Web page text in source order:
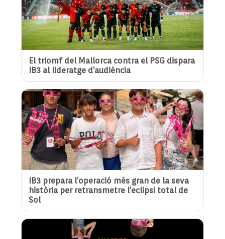
El triomf del Mallorca contra el PSG dispara
IB3 al lideratge d’audiència
IB3 prepara l’operació més gran de la seva
història per retransmetre l’eclipsi total de
Sol